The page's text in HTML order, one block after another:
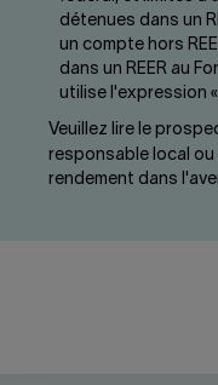
détenues dans un
un compte hors
dans un REER au
utilise l'expression
Veuillez lire le
responsable local ou
rendement dans